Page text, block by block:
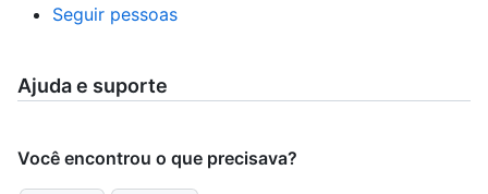
Seguir pessoas
Ajuda e suporte
Você encontrou o que precisava?